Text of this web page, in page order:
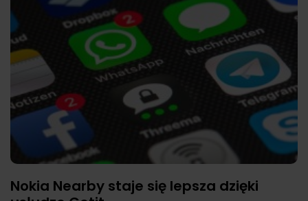
Nokia Nearby staje się lepsza dzięki